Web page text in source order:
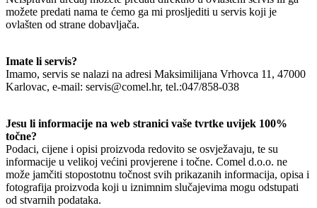
možete predati nama te ćemo ga mi prosljediti u servis koji je
ovlašten od strane dobavljača.
Imate li servis?
Imamo, servis se nalazi na adresi Maksimilijana Vrhovca 11, 47000
Karlovac, e-mail: servis@comel.hr, tel.:047/858-038
Jesu li informacije na web stranici vaše tvrtke uvijek 100%
točne?
Podaci, cijene i opisi proizvoda redovito se osvježavaju, te su
informacije u velikoj većini provjerene i točne. Comel d.o.o. ne
može jamčiti stopostotnu točnost svih prikazanih informacija, opisa i
fotografija proizvoda koji u iznimnim slučajevima mogu odstupati
od stvarnih podataka.